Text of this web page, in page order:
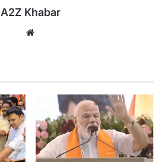
A2Z Khabar